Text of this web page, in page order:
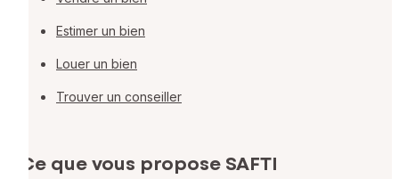
Estimer un bien
Louer un bien
Trouver un conseiller
Ce que vous propose SAFTI